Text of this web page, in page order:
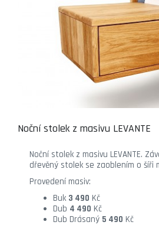
Noční stolek z masivu LEVANTE
Noční stolek z masivu LEVANTE.
dřevěný stolek se zaoblením o šíři
Provedení masiv:
Buk 3 490 Kč
Dub 4 490 Kč
Dub Drásaný 5 490 Kč